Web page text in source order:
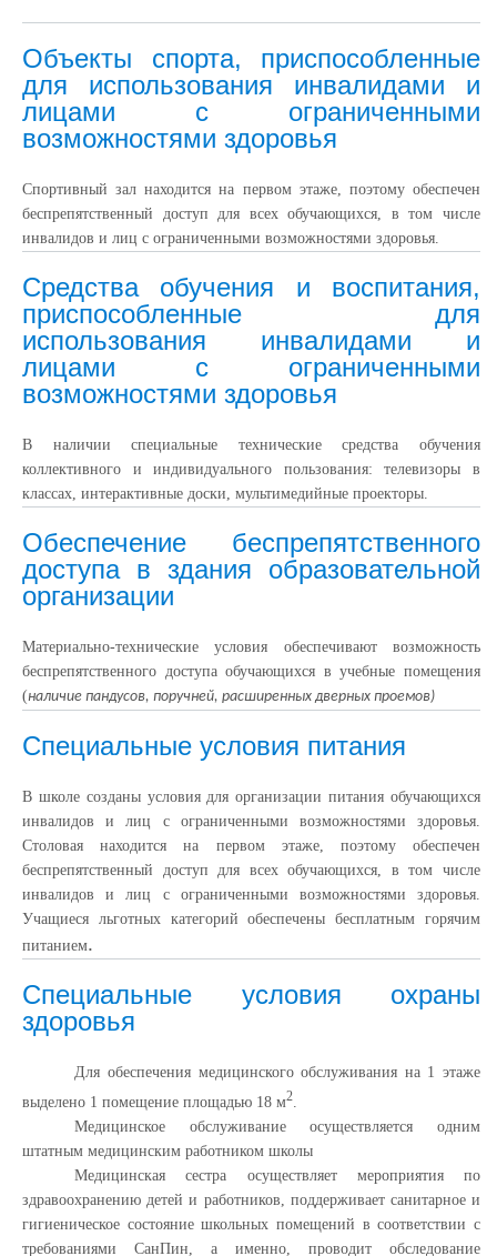
Объекты спорта, приспособленные
для использования инвалидами и
лицами с ограниченными
возможностями здоровья
Спортивный зал находится на первом этаже, поэтому обеспечен
беспрепятственный доступ для всех обучающихся, в том числе
инвалидов и лиц с ограниченными возможностями здоровья.
Средства обучения и воспитания,
приспособленные для
использования инвалидами и
лицами с ограниченными
возможностями здоровья
В наличии специальные технические средства обучения
коллективного и индивидуального пользования: телевизоры в
классах, интерактивные доски, мультимедийные проекторы.
Обеспечение беспрепятственного
доступа в здания образовательной
организации
Материально-технические условия обеспечивают возможность
беспрепятственного доступа обучающихся в учебные помещения
(наличие пандусов, поручней, расширенных дверных проемов)
Специальные условия питания
В школе созданы условия для организации питания обучающихся
инвалидов и лиц с ограниченными возможностями здоровья.
Столовая находится на первом этаже, поэтому обеспечен
беспрепятственный доступ для всех обучающихся, в том числе
инвалидов и лиц с ограниченными возможностями здоровья.
Учащиеся льготных категорий обеспечены бесплатным горячим
питанием.
Специальные условия охраны
здоровья
Для обеспечения медицинского обслуживания на 1 этаже
выделено 1 помещение площадью 18 м2
Медицинское обслуживание осуществляется одним
штатным медицинским работником школы
Медицинская сестра осуществляет мероприятия по
здравоохранению детей и работников, поддерживает санитарное и
гигиеническое состояние школьных помещений в соответствии с
требованиями СанПин, а именно, проводит обследование